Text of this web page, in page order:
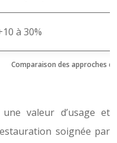
Comparaison des approches
à 30%
valeur d’usage et
soignée par